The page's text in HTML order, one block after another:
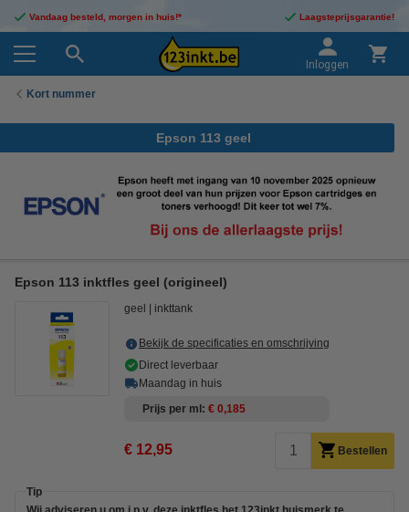
Vandaag besteld, morgen in huis!* Laagsteprijsgarantie!
Inloggen
Kort nummer
Epson 113 geel
Epson 113 inktfles geel (origineel)
geel inkttank
Bekijk de specificaties en omschrijving
Direct leverbaar
Maandag in huis
Prijs per ml
€ 0,185
€ 12,95 Bestellen
Tip